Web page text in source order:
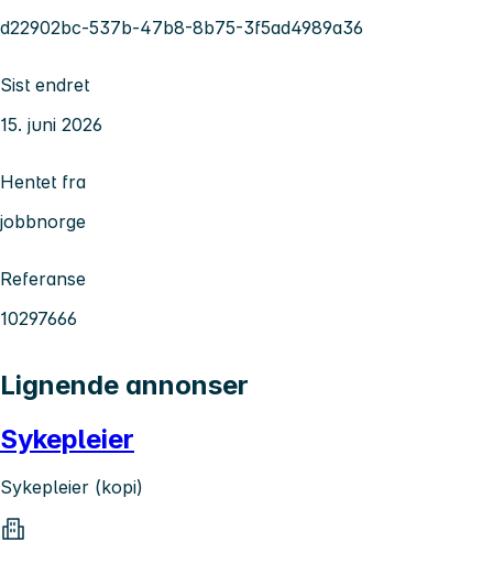
d22902bc-537b-47b8-8b75-3f5ad4989a36
Sist endret
15. juni 2026
Hentet fra
jobbnorge
Referanse
10297666
Lignende annonser
Sykepleier
Sykepleier (kopi)